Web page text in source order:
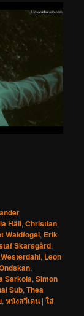
Häll,Christian
Waldfogel, Erik
Skarsgård,
, Leon
,
Sarkola,Simon
Sub,Thea
,หนังสวีเดน |ใส่